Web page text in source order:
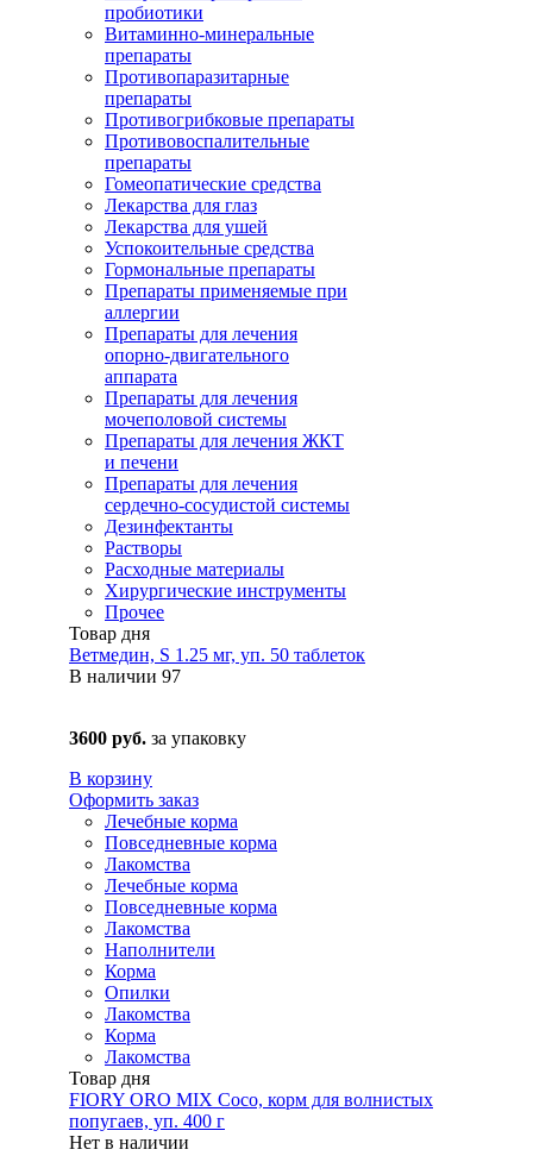
пробиотики
Витаминно-минеральные
препараты
Противопаразитарные
препараты
Противогрибковые препараты
Противовоспалительные
препараты
Гомеопатические средства
Лекарства для глаз
Лекарства для ушей
Успокоительные средства
Гормональные препараты
Препараты применяемые при
аллергии
Препараты для лечения
опорно-двигательного
аппарата
Препараты для лечения
мочеполовой системы
Препараты для лечения ЖКТ
и печени
Препараты для лечения
сердечно-сосудистой системы
Дезинфектанты
Растворы
Расходные материалы
Хирургические инструменты
Прочее
Товар дня
Ветмедин, S 1.25 мг, уп. 50 таблеток
В наличии 97
3600 руб. за упаковку
В корзину
Оформить заказ
Лечебные корма
Повседневные корма
Лакомства
Лечебные корма
Повседневные корма
Лакомства
Наполнители
Корма
Опилки
Лакомства
Корма
Лакомства
Товар дня
FIORY ORO MIX Coco, корм для волнистых
попугаев, уп. 400 г
Нет в наличии